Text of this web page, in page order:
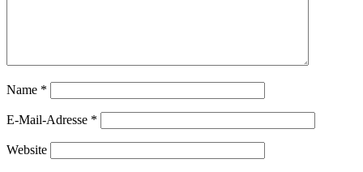
Name *
E-Mail-Adresse *
Website